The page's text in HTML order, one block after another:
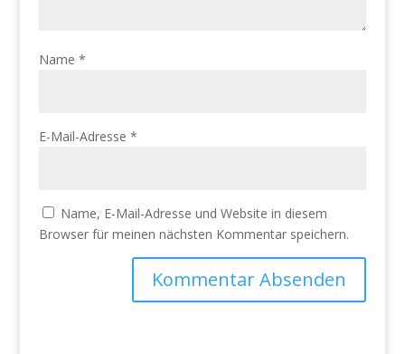
Name *
E-Mail-Adresse *
Name, E-Mail-Adresse und Website in diesem
Browser für meinen nächsten Kommentar speichern.